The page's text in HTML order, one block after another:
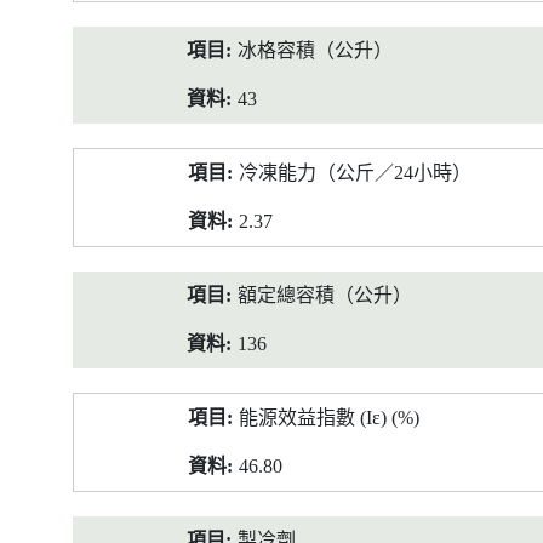
冰格容積（公升）
43
冷凍能力（公斤／24小時）
2.37
額定總容積（公升）
136
能源效益指數 (Iε) (%)
46.80